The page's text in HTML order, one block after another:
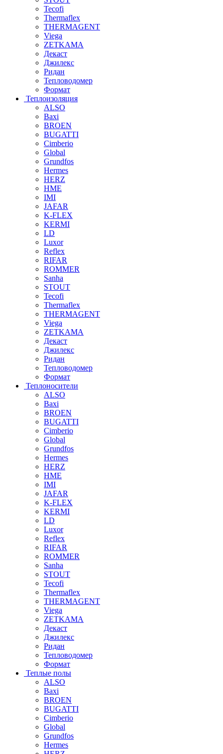
Tecofi
Thermaflex
THERMAGENT
Viega
ZETKAMA
Декаст
Джилекс
Ридан
Тепловодомер
Формат
Теплоизоляция
ALSO
Baxi
BROEN
BUGATTI
Cimberio
Global
Grundfos
Hermes
HERZ
HME
IMI
JAFAR
K-FLEX
KERMI
LD
Luxor
Reflex
RIFAR
ROMMER
Sanha
STOUT
Tecofi
Thermaflex
THERMAGENT
Viega
ZETKAMA
Декаст
Джилекс
Ридан
Тепловодомер
Формат
Теплоносители
ALSO
Baxi
BROEN
BUGATTI
Cimberio
Global
Grundfos
Hermes
HERZ
HME
IMI
JAFAR
K-FLEX
KERMI
LD
Luxor
Reflex
RIFAR
ROMMER
Sanha
STOUT
Tecofi
Thermaflex
THERMAGENT
Viega
ZETKAMA
Декаст
Джилекс
Ридан
Тепловодомер
Формат
Теплые полы
ALSO
Baxi
BROEN
BUGATTI
Cimberio
Global
Grundfos
Hermes